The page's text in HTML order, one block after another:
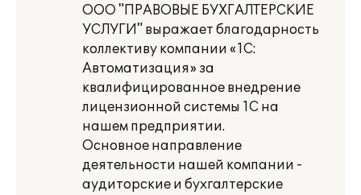
ООО "ПРАВОВЫЕ БУХГАЛТЕРСКИЕ
УСЛУГИ" выражает благодарность
коллективу компании «1С:
Автоматизация» за
квалифицированное внедрение
лицензионной системы 1С на
нашем предприятии.
Основное направление
деятельности нашей компании -
аудиторские и бухгалтерские